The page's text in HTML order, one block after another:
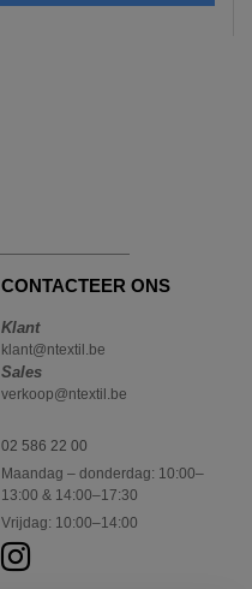
CONTACTEER ONS
Klant
klant@ntextil.be
Sales
verkoop@ntextil.be
02 586 22 00
Maandag – donderdag: 10:00–
13:00 & 14:00–17:30
Vrijdag: 10:00–14:00